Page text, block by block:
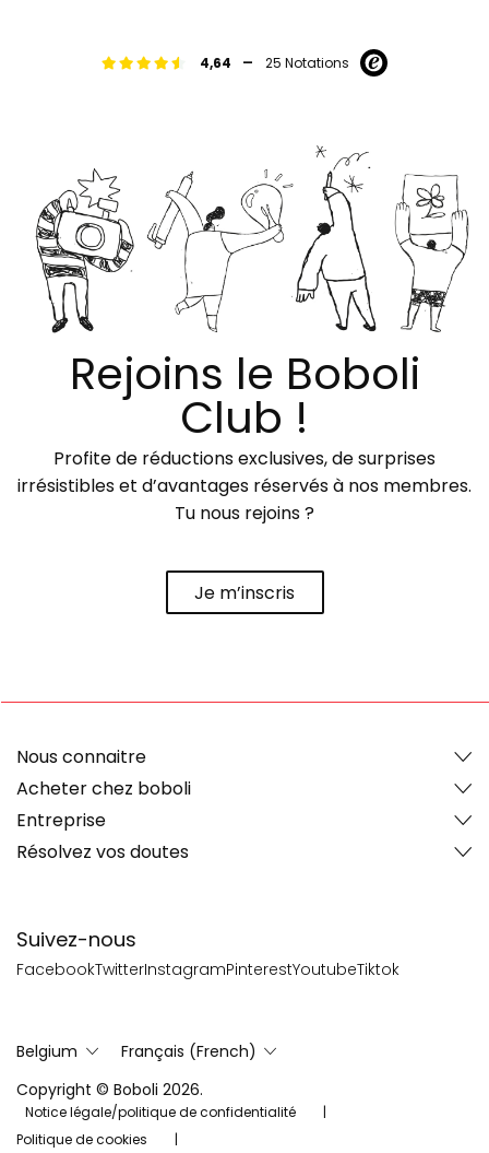
4,64 - 25 Notations
Rejoins le Boboli
Club !
Profite de réductions exclusives, de surprises
irrésistibles et d’avantages réservés à nos membres.
Tu nous rejoins ?
Je m’inscris
Suivez-nous
FacebookTwitterInstagramPinterestYoutubeTiktok
Nous connaitre
Acheter chez boboli
Entreprise
Résolvez vos doutes
Belgium
Français (French)
Copyright © Boboli 2026.
Notice légale/politique de confidentialité
Politique de cookies